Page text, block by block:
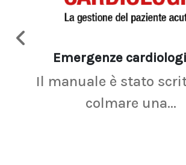
Emergenze
Il manuale è stato
colmare una...